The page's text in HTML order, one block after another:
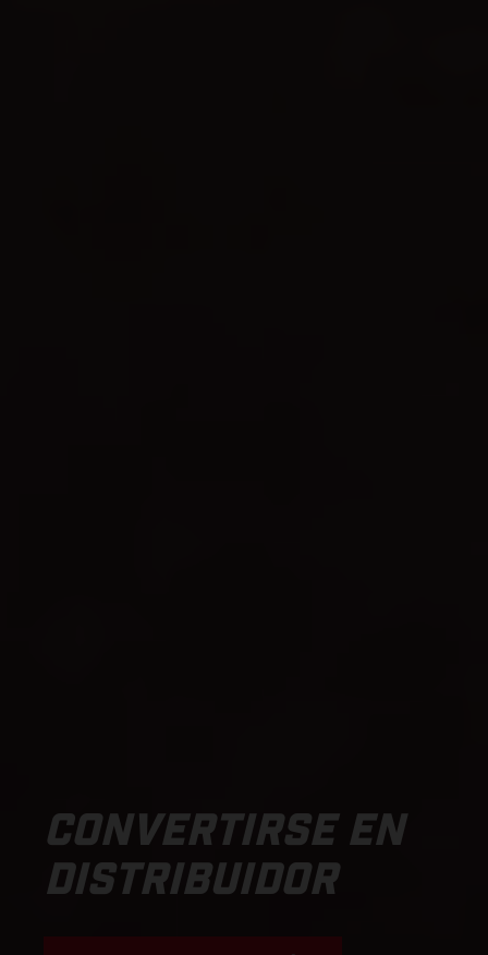
CONVERTIRSE EN
DISTRIBUIDOR